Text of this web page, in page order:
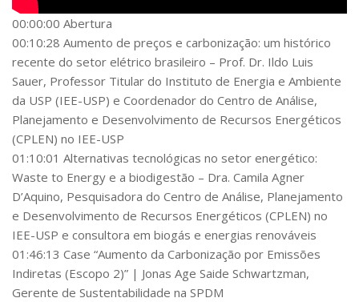
Livros
Congressos
Dissertação
Relatórios
Seminários
Trabalhos Técnicos
Teses
Patentes
Livre-Docência
Acervo completo
CONTATO
00:00:00 Abertura
00:10:28 Aumento de preços e carbonização: um histórico
recente do setor elétrico brasileiro – Prof. Dr. Ildo Luis
Sauer, Professor Titular do Instituto de Energia e Ambiente
da USP (IEE-USP) e Coordenador do Centro de Análise,
Planejamento e Desenvolvimento de Recursos Energéticos
(CPLEN) no IEE-USP
01:10:01 Alternativas tecnológicas no setor energético:
Waste to Energy e a biodigestão – Dra. Camila Agner
D’Aquino, Pesquisadora do Centro de Análise, Planejamento
e Desenvolvimento de Recursos Energéticos (CPLEN) no
IEE-USP e consultora em biogás e energias renováveis
01:46:13 Case “Aumento da Carbonização por Emissões
Indiretas (Escopo 2)” | Jonas Age Saide Schwartzman,
Gerente de Sustentabilidade na SPDM